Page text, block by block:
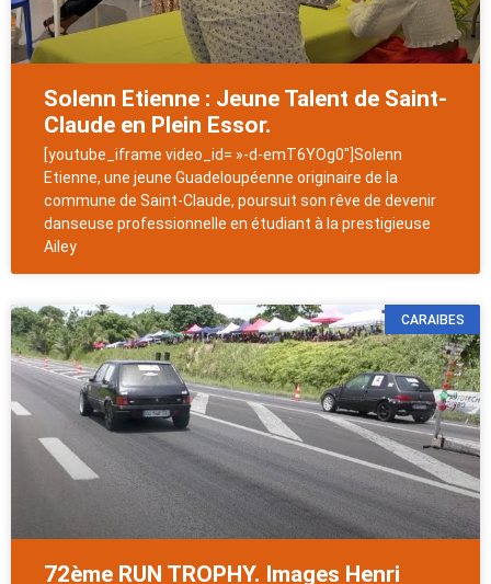
Solenn Etienne : Jeune Talent de Saint-
Claude en Plein Essor.
[youtube_iframe video_id= »-d-emT6YOg0″]Solenn
Etienne, une jeune Guadeloupéenne originaire de la
commune de Saint-Claude, poursuit son rêve de devenir
danseuse professionnelle en étudiant à la prestigieuse
Ailey
CARAIBES
72ème RUN TROPHY. Images Henri